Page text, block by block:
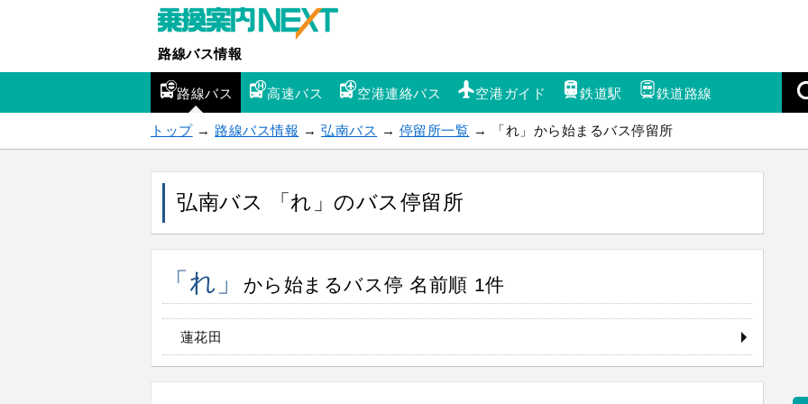
路線バス情報
路線バス 高速バス 空港連絡バス 空港ガイド 鉄道駅 鉄道路線
トップ→ 路線バス情報 →弘南バス → 停留所一覧 → 「れ」から始まるバス停留所
弘南バス 「れ」のバス停留所
「れ」 から始まるバス停 名前順 1件
蓮花田